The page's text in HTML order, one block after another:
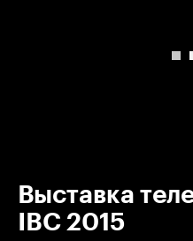
Выставка
IBC 2015